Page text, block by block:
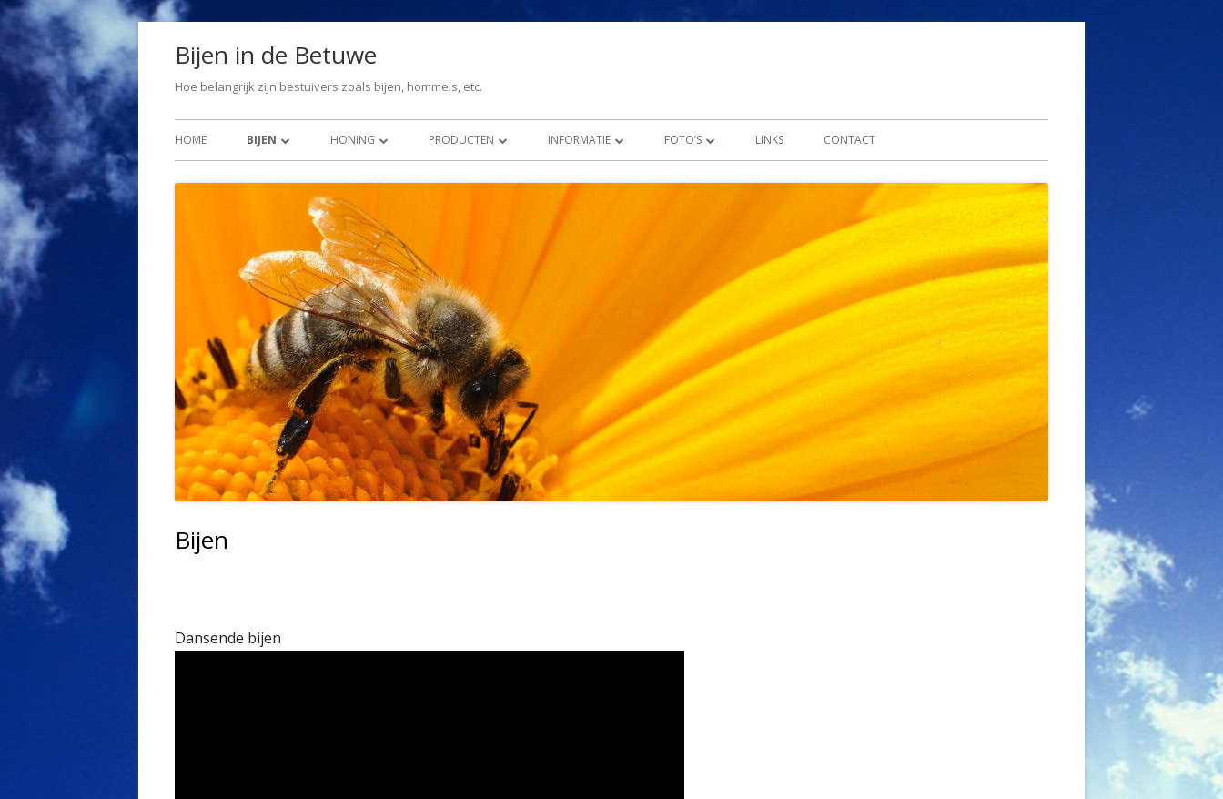
Spring
naar
inhoud
Bijen in de Betuwe
Hoe belangrijk zijn bestuivers zoals bijen, hommels, etc.
Primair
menu
HOME BIJEN
BIJENVOLK SAMENSTELLING
BIJENSTERFTE
HONING
HONINGRECEPTEN
PRODUCTEN
STUIFMEEL
INFORMATIE
VRAGEN EN ANTWOORDEN
HUIS TUIN EN BIJENWEETJES
FOTO’S LINKS CONTACT
Bijen
Dansende bijen